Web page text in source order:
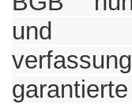
und